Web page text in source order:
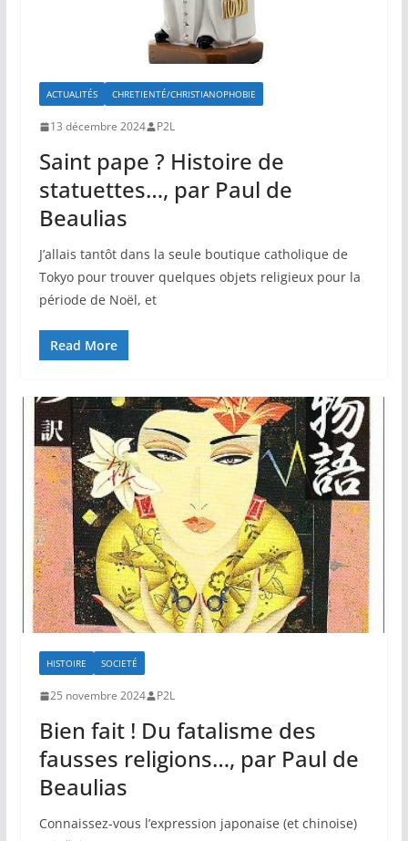
ACTUALITÉS CHRETIENTÉ/CHRISTIANOPHOBIE
13 décembre 2024 P2L
Saint pape ? Histoire de
statuettes…, par Paul de
Beaulias
J’allais tantôt dans la seule boutique catholique de
Tokyo pour trouver quelques objets religieux pour la
période de Noël, et
Read More
HISTOIRE SOCIETÉ
25 novembre 2024 P2L
Bien fait ! Du fatalisme des
fausses religions…, par Paul de
Beaulias
Connaissez-vous l’expression japonaise (et chinoise)